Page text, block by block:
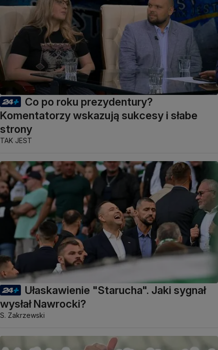
Co po roku prezydentury?
Komentatorzy wskazują sukcesy i słabe
strony
TAK JEST
Ułaskawienie "Starucha". Jaki sygnał
wysłał Nawrocki?
S. Zakrzewski